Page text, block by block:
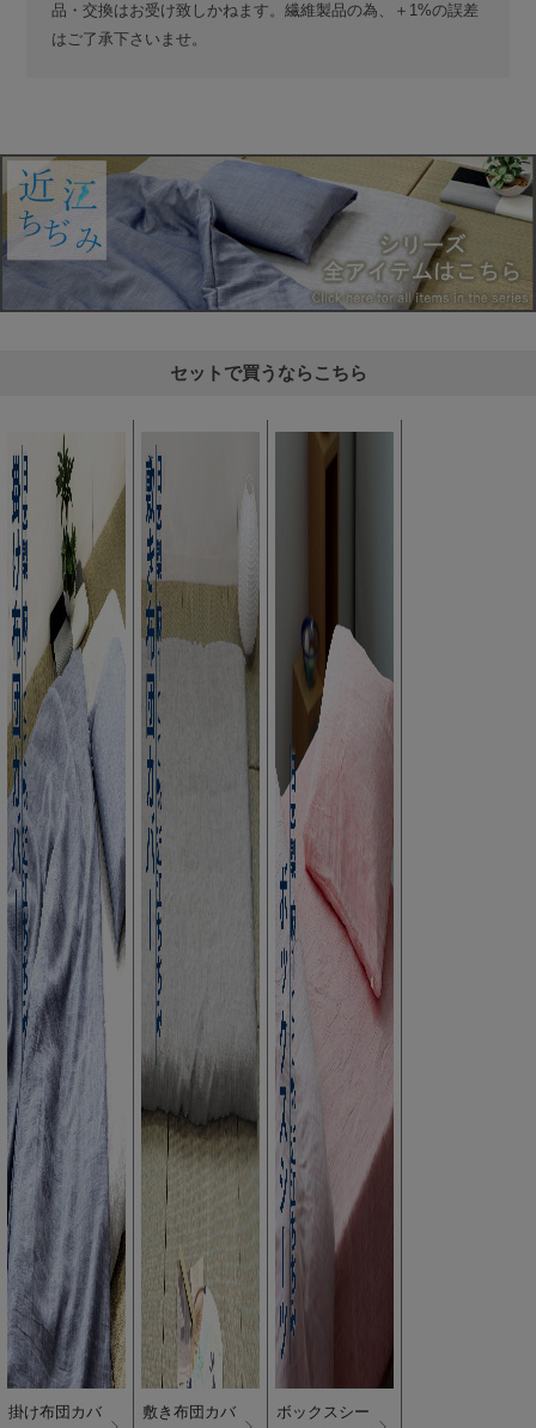
品・交換はお受け致しかねます。繊維製品の為、＋1%の誤差
はご了承下さいませ。
セットで買うならこちら
掛け布団カバ
敷き布団カバ
ボックスシー